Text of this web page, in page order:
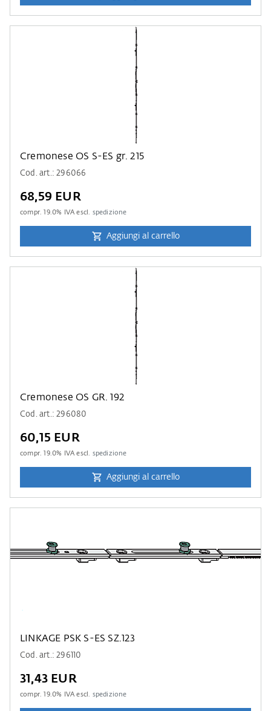
Cremonese OS S-ES gr. 215
Cod. art.: 296066
68,59 EUR
compr.19.0% IVA escl. spedizione
Aggiungi al carrello
Cremonese OS GR. 192
Cod. art.: 296080
60,15 EUR
compr.19.0% IVA escl. spedizione
Aggiungi al carrello
LINKAGE PSK S-ES SZ.123
Cod. art.: 296110
31,43 EUR
compr.19.0% IVA escl. spedizione